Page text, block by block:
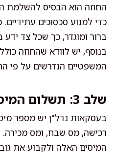
החוזה הוא הבסיס להשלמת
כדי למנוע סכסוכים
ברור ומוגדר, כך שכל צד ידע
בנוסף, יש לוודא שהחוזה
המשפטיים הנדרשים על פי
שלב 3: תשלום המיסים
בעסקאות נדל"ן יש מספר
רכישה, מס שבח, ומס
המיסים האלה ולקבוע את